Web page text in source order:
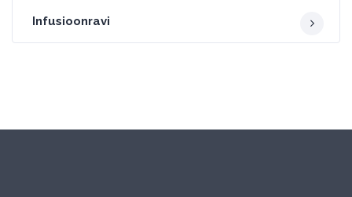
Infusioonravi